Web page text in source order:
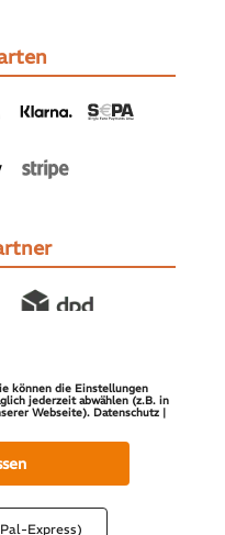
Reserved
können die Einstellungen
jederzeit abwählen (z.B. in
Webseite). Datenschutz |
Express)